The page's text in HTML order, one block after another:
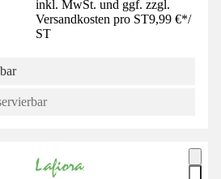
inkl. MwSt. und ggf. zzgl.
Versandkosten pro ST9,99 €*/
ST